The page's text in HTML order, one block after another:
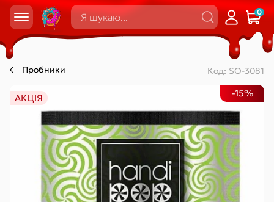
0
Пробники Код: SO-3081
АКЦІЯ -15%